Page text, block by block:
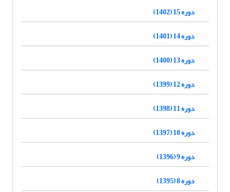
دوره 15 (1402)
دوره 14 (1401)
دوره 13 (1400)
دوره 12 (1399)
دوره 11 (1398)
دوره 10 (1397)
دوره 9 (1396)
دوره 8 (1395)